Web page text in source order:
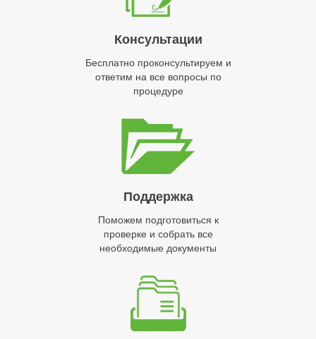
Консультации
Бесплатно проконсультируем и
ответим на все вопросы по
процедуре
Поддержка
Поможем подготовиться к
проверке и собрать все
необходимые документы